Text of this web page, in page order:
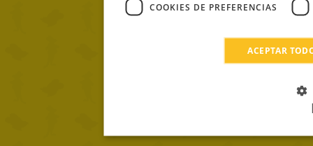
COOKIES DE PREFERENCIAS
ACEPTAR